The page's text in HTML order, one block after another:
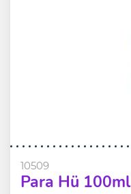
10509
Para Hü 100ml